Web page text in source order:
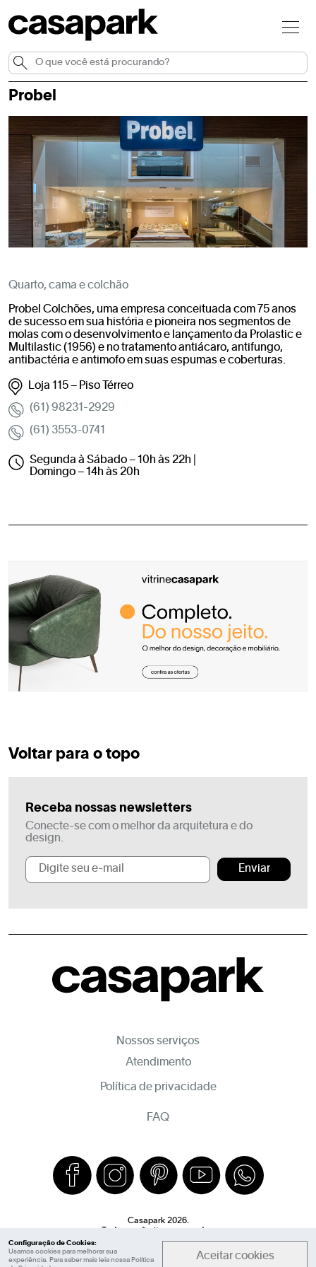
Configuração de Cookies:
Usamos cookies para melhorar sua
experiência. Para saber mais leia nossa Política
Aceitar cookies
Probel
Quarto, cama e colchão
Probel Colchões, uma empresa conceituada com 75 anos
de sucesso em sua história e pioneira nos segmentos de
molas com o desenvolvimento e lançamento da Prolastic e
Multilastic (1956) e no tratamento antiácaro, antifungo,
antibactéria e antimofo em suas espumas e coberturas.
Loja 115 – Piso Térreo
(61) 98231-2929
(61) 3553-0741
Segunda à Sábado – 10h às 22h |
Domingo – 14h às 20h
Voltar para o topo
Receba nossas newsletters
Conecte-se com o melhor da arquitetura e do
design.
Enviar
Nossos serviços
Atendimento
Política de privacidade
FAQ
Casapark 2026.
Todos os direitos reservados.